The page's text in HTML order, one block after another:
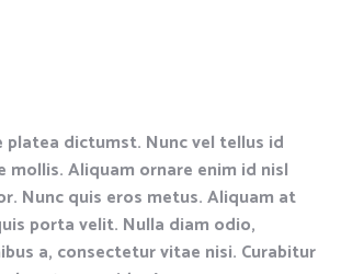
platea dictumst. Nunc vel tellus id
mollis. Aliquam ornare enim id nisl
Nunc quis eros metus. Aliquam at
porta velit. Nulla diam odio,
a, consectetur vitae nisi. Curabitur